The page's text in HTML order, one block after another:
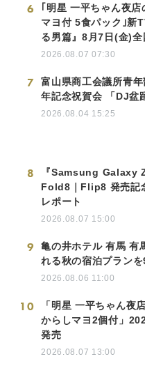
6
｢明星 一平ちゃん夜
マヨ付 5食パック｣新
る男篇』8月7日(金)全
2026.08.07 07:30
7
富山県商工会議所青
年記念祝賀会 「DJ盆
2026.08.04 15:25
8
『Samsung Galaxy
Fold8｜Flip8 発売記
レポート
2026.08.07 15:00
9
亀の井ホテル 有馬 有
れる秋の宿泊プラン
2026.08.06 11:00
10
「明星 一平ちゃん夜
からしマヨ2個付」
発売
2026.08.07 13:00